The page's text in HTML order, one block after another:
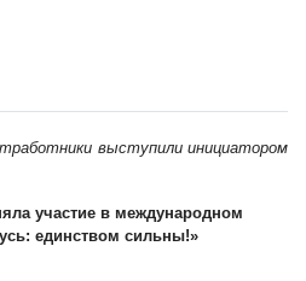
выступили инициатором
участие в международном
единством сильны!»